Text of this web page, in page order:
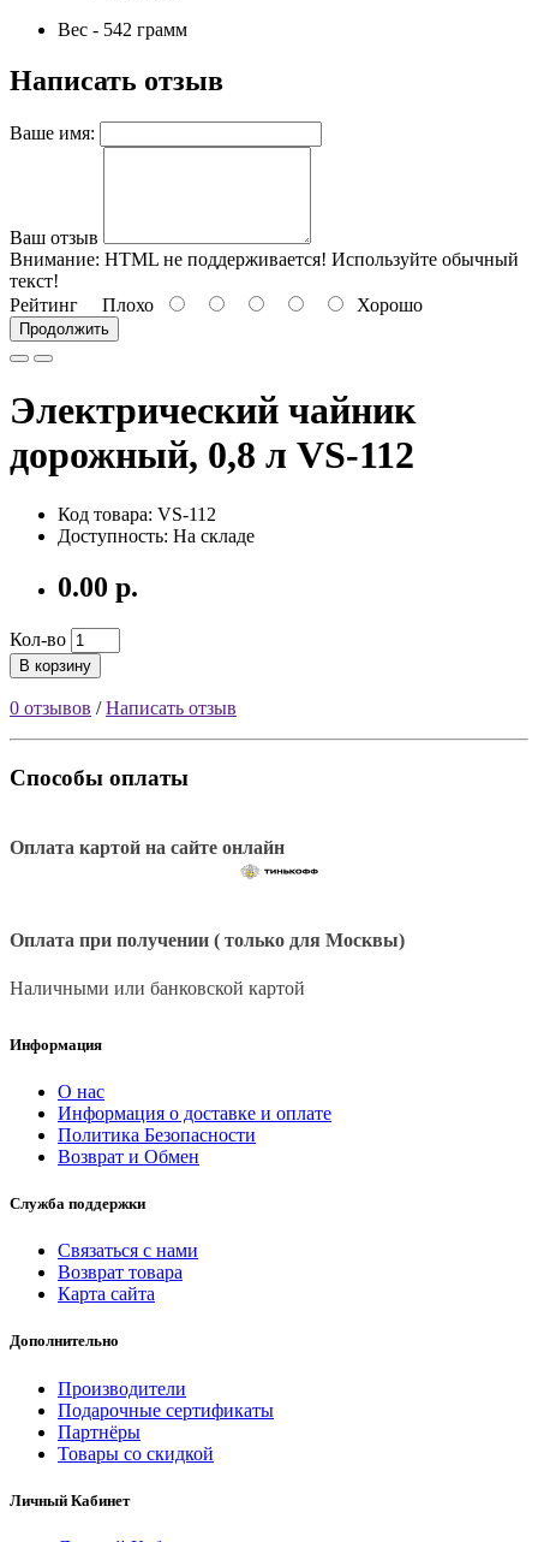
Вес - 542 грамм
Написать отзыв
Ваше имя:
Ваш отзыв
Внимание: HTML не поддерживается! Используйте обычный
текст!
Рейтинг Плохо Хорошо
Продолжить
Электрический чайник
дорожный, 0,8 л VS-112
Код товара: VS-112
Доступность: На складе
0.00 р.
Кол-во
В корзину
0 отзывов /Написать отзыв
Способы оплаты
Оплата картой на сайте онлайн
Оплата при получении ( только для Москвы)
Наличными или банковской картой
Информация
О нас
Информация о доставке и оплате
Политика Безопасности
Возврат и Обмен
Служба поддержки
Связаться с нами
Возврат товара
Карта сайта
Дополнительно
Производители
Подарочные сертификаты
Партнёры
Товары со скидкой
Личный Кабинет